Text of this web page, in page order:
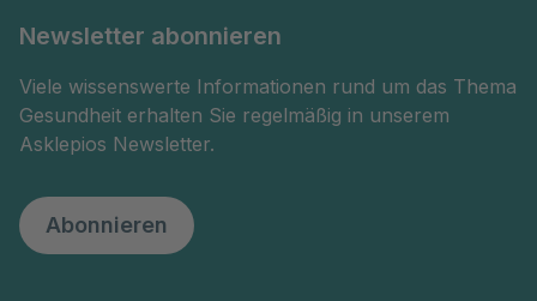
Newsletter abonnieren
Viele wissenswerte Informationen rund um das Thema
Gesundheit erhalten Sie regelmäßig in unserem
Asklepios Newsletter.
Abonnieren